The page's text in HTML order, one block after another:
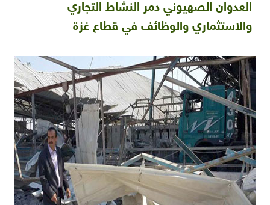
العدوان الصهيوني دمر النشاط التجاري
والاستثماري والوظائف في قطاع غزة